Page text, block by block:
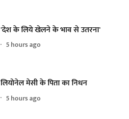
'देश के लिये खेलने के भाव से उतरना'
5 hours ago
लियोनेल मेसी के पिता का निधन
5 hours ago